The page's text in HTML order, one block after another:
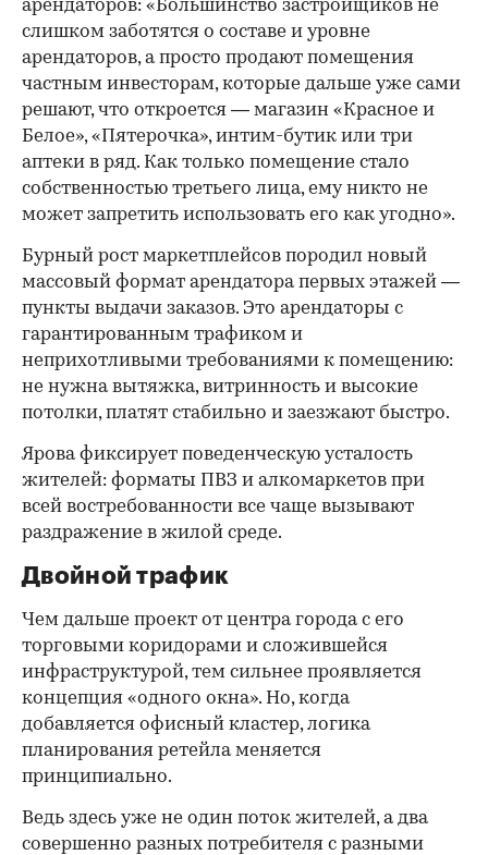
арендаторов: «Большинство застройщиков не
слишком заботятся о составе и уровне
арендаторов, а просто продают помещения
частным инвесторам, которые дальше уже сами
решают, что откроется — магазин «Красное и
Белое», «Пятерочка», интим-бутик или три
аптеки в ряд. Как только помещение стало
собственностью третьего лица, ему никто не
может запретить использовать его как угодно».
Бурный рост маркетплейсов породил новый
массовый формат арендатора первых этажей —
пункты выдачи заказов. Это арендаторы с
гарантированным трафиком и
неприхотливыми требованиями к помещению:
не нужна вытяжка, витринность и высокие
потолки, платят стабильно и заезжают быстро.
Ярова фиксирует поведенческую усталость
жителей: форматы ПВЗ и алкомаркетов при
всей востребованности все чаще вызывают
раздражение в жилой среде.
Двойной трафик
Чем дальше проект от центра города с его
торговыми коридорами и сложившейся
инфраструктурой, тем сильнее проявляется
концепция «одного окна». Но, когда
добавляется офисный кластер, логика
планирования ретейла меняется
принципиально.
Ведь здесь уже не один поток жителей, а два
совершенно разных потребителя с разными